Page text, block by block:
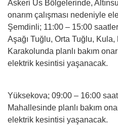
Askeri Üs Bölgelerinde,
onarım çalışması nedeniyle
Şemdinli; 11:00 – 15:00
Aşağı Tuğlu, Orta Tuğlu,
Karakolunda planlı bakım
elektrik kesintisi yaşanacak.
Yüksekova; 09:00 – 16:00
Mahallesinde planlı bakım
elektrik kesintisi yaşanacak.